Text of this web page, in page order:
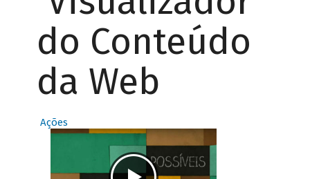
do Conteúdo
da Web
Ações